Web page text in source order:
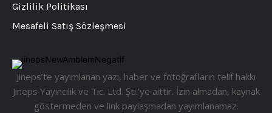
Jineps’te yayımlanan yazı, haber ve fotoğrafların telif hakkı
Jineps Yayıncılık ve Tic. Ltd. Şti.’ye aittir. İzin almadan, kaynak
göstermeden ve link paylaşmadan yayımlanamaz.
Gizlilik Politikası
Mesafeli Satış Sözleşmesi